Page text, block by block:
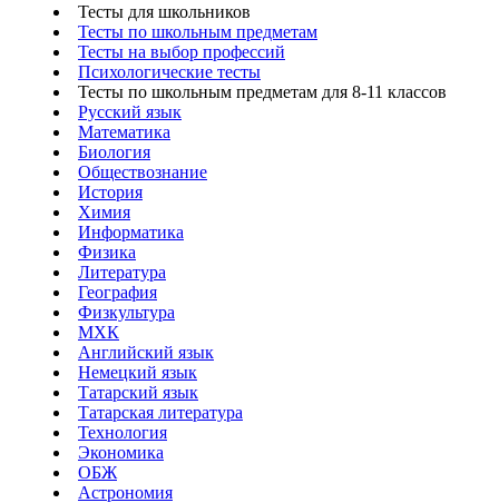
Тесты для школьников
Тесты по школьным предметам
Тесты на выбор профессий
Психологические тесты
Тесты по школьным предметам для 8-11 классов
Русский язык
Математика
Биология
Обществознание
История
Химия
Информатика
Физика
Литература
География
Физкультура
МХК
Английский язык
Немецкий язык
Татарский язык
Татарская литература
Технология
Экономика
ОБЖ
Астрономия